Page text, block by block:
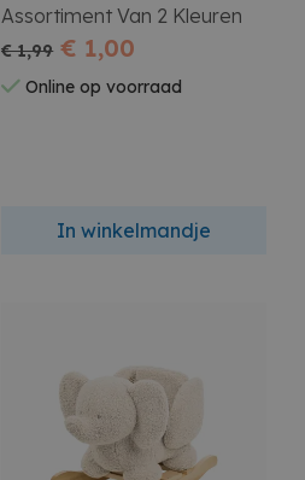
Assortiment Van 2 Kleuren
€ 1,99 € 1,00
Online op voorraad
In winkelmandje